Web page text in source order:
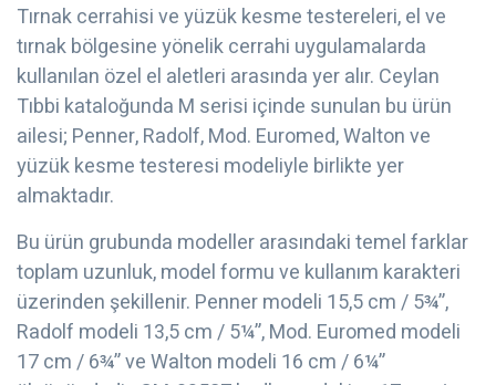
Tırnak cerrahisi ve yüzük kesme testereleri, el ve
tırnak bölgesine yönelik cerrahi uygulamalarda
kullanılan özel el aletleri arasında yer alır. Ceylan
Tıbbi kataloğunda M serisi içinde sunulan bu ürün
ailesi; Penner, Radolf, Mod. Euromed, Walton ve
yüzük kesme testeresi modeliyle birlikte yer
almaktadır.
Bu ürün grubunda modeller arasındaki temel farklar
toplam uzunluk, model formu ve kullanım karakteri
üzerinden şekillenir. Penner modeli 15,5 cm / 5¾”,
Radolf modeli 13,5 cm / 5¼”, Mod. Euromed modeli
17 cm / 6¾” ve Walton modeli 16 cm / 6¼”